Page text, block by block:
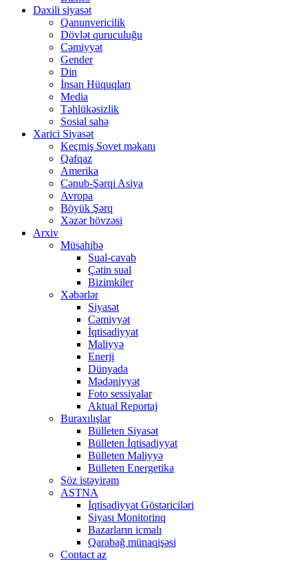
Daxili siyasət
Qanunvericilik
Dövlət quruculuğu
Cəmiyyət
Gender
Din
İnsan Hüquqları
Media
Təhlükəsizlik
Sosial sahə
Xarici Siyasət
Keçmiş Sovet məkanı
Qafqaz
Amerika
Cənub-Şərqi Asiya
Avropa
Böyük Şərq
Xəzər hövzəsi
Arxiv
Müsahibə
Sual-cavab
Çətin sual
Bizimkiler
Xəbərlər
Siyasət
Cəmiyyət
İqtisadiyyat
Maliyyə
Enerji
Dünyada
Mədəniyyət
Foto sessiyalar
Aktual Reportaj
Buraxılışlar
Bülleten Siyasət
Bülleten İqtisadiyyat
Bülleten Maliyyə
Bülleten Energetika
Söz istəyirəm
ASTNA
İqtisadiyyat Göstəriciləri
Siyası Monitorinq
Bazarların icmalı
Qarabağ münaqişəsi
Contact az